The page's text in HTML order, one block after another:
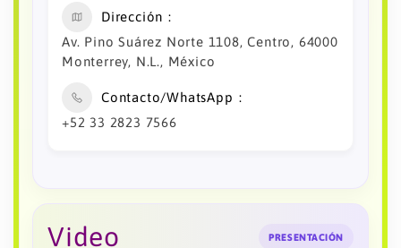
Dirección
Av. Pino Suárez Norte 1108, Centro, 64000
Monterrey, N.L., México
Contacto/WhatsApp
+52 33 2823 7566
Video PRESENTACIÓN